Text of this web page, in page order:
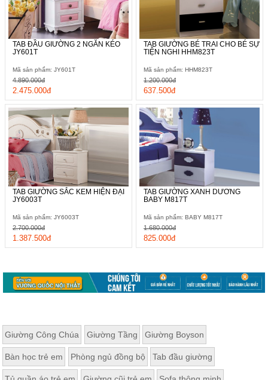
TAB ĐẦU GIƯỜNG 2 NGĂN KÉO
JY601T
Mã sản phẩm: JY601T
2.475.000đ
4.890.000đ
TAB GIƯỜNG BÉ TRAI CHO BÉ SỰ
TIỆN NGHI HHM823T
Mã sản phẩm: HHM823T
637.500đ
1.200.000đ
TAB GIƯỜNG SẮC KEM HIỆN ĐẠI
JY6003T
Mã sản phẩm: JY6003T
1.387.500đ
2.700.000đ
TAB GIƯỜNG XANH DƯƠNG
BABY M817T
Mã sản phẩm: BABY M817T
825.000đ
1.680.000đ
Giường Công Chúa Giường Tầng Giường Boyson
Bàn học trẻ em Phòng ngủ đồng bộ Tab đầu giường